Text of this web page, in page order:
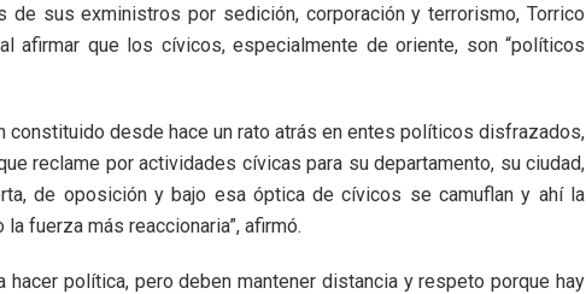
de sus exministros por sedición, corporación y terrorismo, Torrico
afirmar que los cívicos, especialmente de oriente, son “políticos
constituido desde hace un rato atrás en entes políticos disfrazados,
reclame por actividades cívicas para su departamento, su ciudad,
de oposición y bajo esa óptica de cívicos se camuflan y ahí la
fuerza más reaccionaria”, afirmó.
hacer política, pero deben mantener distancia y respeto porque hay